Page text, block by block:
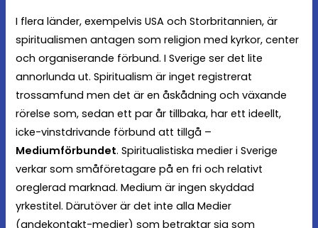
I flera länder, exempelvis USA och Storbritannien, är
spiritualismen antagen som religion med kyrkor, center
och organiserande förbund. I Sverige ser det lite
annorlunda ut. Spiritualism är inget registrerat
trossamfund men det är en åskådning och växande
rörelse som, sedan ett par år tillbaka, har ett ideellt,
icke-vinstdrivande förbund att tillgå –
Mediumförbundet. Spiritualistiska medier i Sverige
verkar som småföretagare på en fri och relativt
oreglerad marknad. Medium är ingen skyddad
yrkestitel. Därutöver är det inte alla Medier
(andekontakt-medier) som betraktar sig som